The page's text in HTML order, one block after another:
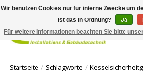
Startseite / Schlagworte /
Wir benutzen Cookies nur für interne Zwecke um
Ist das in Ordnung?
Ja
Für weitere Informationen beachten Sie bitte